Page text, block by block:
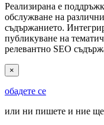
Реализирана е
обслужване на
съдържанието.
публикуване на
релевантно SEO
×
обадете се
или ни пишете и ние